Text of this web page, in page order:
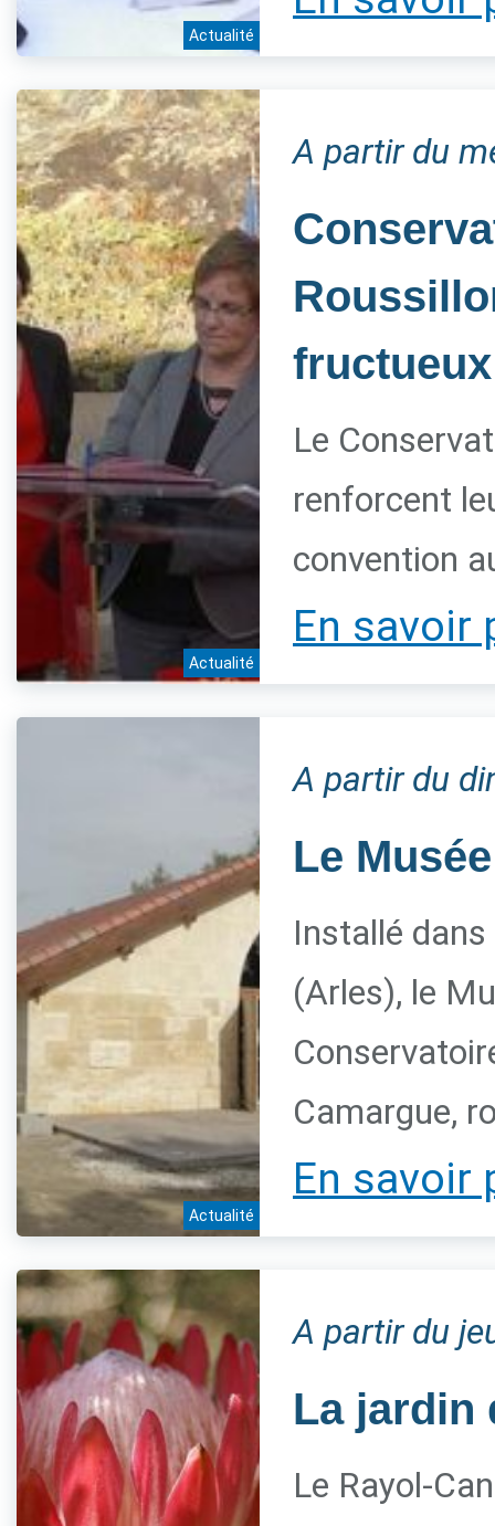
Actualité
Actualité
A partir du
fructueux
Le
renforcent
convention
En savoir
Actualité
A partir du
Le
Installé dans
(Arles), le
Camargue,
En savoir
A partir du
La jardin
Le Rayol-